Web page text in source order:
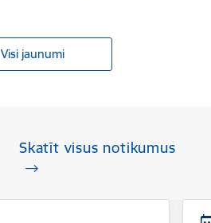
Visi jaunumi
Skatīt visus notikumus